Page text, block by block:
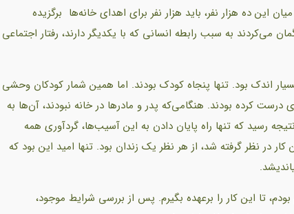
ده هزار نفر، باید هزار نفر برای اهدای خانه‌ها برگزیده
می‌کردند به سبب رابطه انسانی که با یکدیگر دارند، رفتار اجتماعی
اندک بود. تنها پنجاه کودک بودند. اما همین شمار کودکان وحشی
کرده بودند. هنگامی‌که پدر و مادرها در خانه نبودند، آن‌ها به
رسید که تنها راه پایان دادن به این آسیب‌ها، گردآوری همه
در نظر گرفته شد، از هر نظر یک زندان بود. تنها امید این بود که
تا این کار را برعهده بگیرم. پس از بررسی شرایط موجود،